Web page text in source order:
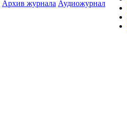
Архив журнала Аудиожурнал